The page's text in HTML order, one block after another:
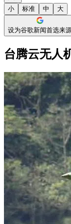
小 标准 中 大
设为谷歌新闻首选来
台腾云无人